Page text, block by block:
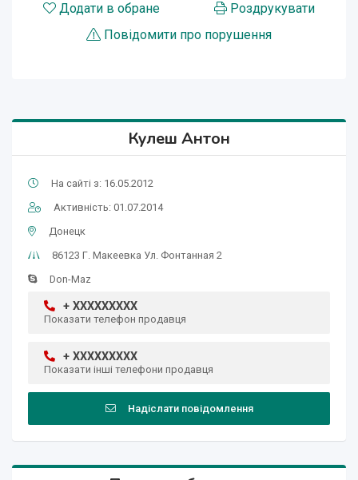
Додати в обране
Роздрукувати
Повідомити про порушення
Кулеш Антон
На сайті з: 16.05.2012
Активність: 01.07.2014
Донецк
86123 Г. Макеевка Ул. Фонтанная 2
Don-Maz
+ XXXXXXXXX
Показати телефон продавця
+ XXXXXXXXX
Показати інші телефони продавця
Надіслати повідомлення